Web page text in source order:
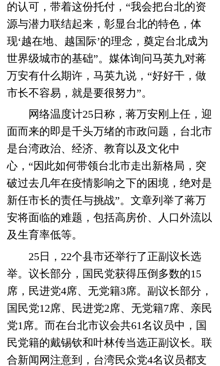
的认可，带着这份托付，“我会把台北的资
源与潜力联结起来，彰显台北的特色，体
现‘越在地、越国际’的理念，奠定台北成为
世界级城市的基础”。媒体询问马英九对蒋
万安有什么期许，马英九说，“好好干，做
市长不容易，就是要很努力”。
网络温度计25日称，蒋万安刚上任，迎
面而来的即是千头万绪的市政问题，台北市
是台湾政治、经济、教育以及文化中
心，“因此如何带领台北市走出新格局，突
破过去几年在疫情影响之下的困境，绝对是
新任市长的责任与挑战”。文章列举了蒋万
安将面临的难题，包括高房价、人口外流以
及生育率低等。
25日，22个县市还举行了正副议长选
举。议长部分，国民党获得压倒多数的15
席，民进党4席、无党籍3席。副议长部分，
国民党12席、民进党2席、无党籍7席、亲民
党1席。而在台北市议会共61名议员中，国
民党籍的戴锡钦和叶林传当选正副议长。联
合新闻网注意到，台湾民众党4名议员都支